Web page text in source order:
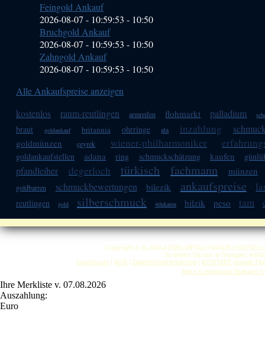
Feingold Ankauf
2026-08-07 - 10:59:53 - 10:50
Bruchgold Ankauf
2026-08-07 - 10:59:53 - 10:50
Zahngold Ankauf
2026-08-07 - 10:59:53 - 10:50
Alle Ankaufspreise anzeigen
kostenlos
raum-reutlingen armreifen flohmarkt palladium
braut goldankauf britannia ohrringe ata inzahlung
goldmünzen çeyrek wiener-philharmoniker
goldankaufstellen adana ring schmuckschätzung kaufen
pfandleiher degerloch türkisch fachmann münzen
goldbarren schmuckbewertungen bilezik ankaufspreise
reutlingen gold silberschmuck 4dukaten bilzik peso tam
Copyright © by ANKA
So finden Sie uns in Stuttgart:
Impressum | AGB | Datenschutzerklärung | KONTAKT Anwalt-
Anka Goldankauf Stuttgart
Ihre Merkliste v. 07.08.2026
Auszahlung:
Euro